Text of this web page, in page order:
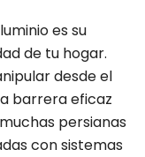
es su
de tu hogar.
desde el
barrera eficaz
persianas
con sistemas